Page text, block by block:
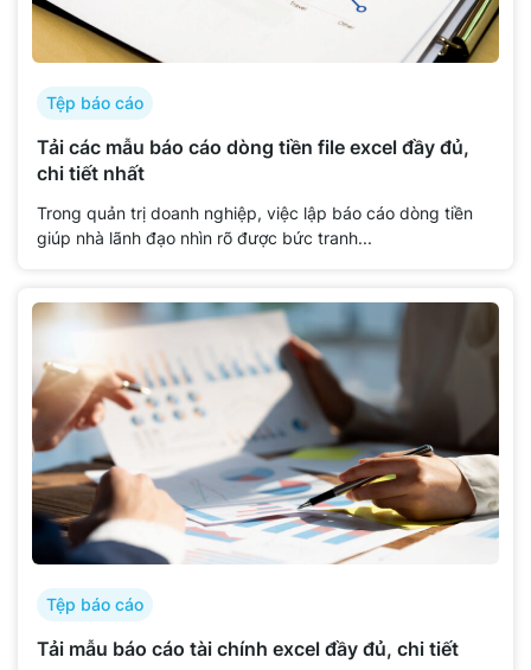
Tệp báo cáo
Tải các mẫu báo cáo dòng tiền file excel đầy đủ,
chi tiết nhất
Trong quản trị doanh nghiệp, việc lập báo cáo dòng tiền
giúp nhà lãnh đạo nhìn rõ được bức tranh...
Tệp báo cáo
Tải mẫu báo cáo tài chính excel đầy đủ, chi tiết